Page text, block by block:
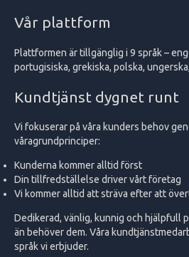
Vår plattform
Plattformen är tillgänglig i 9 språk –
portugisiska, grekiska, polska,
Kundtjänst dygnet runt
Vi fokuserar på våra kunders behov
våragrundprinciper:
Kunderna kommer alltid först
Din tillfredställelse driver vårt företag
Vi kommer alltid att sträva efter att
Dedikerad, vänlig, kunnig och hjälpfull
än behöver dem. Våra
språk vi erbjuder.